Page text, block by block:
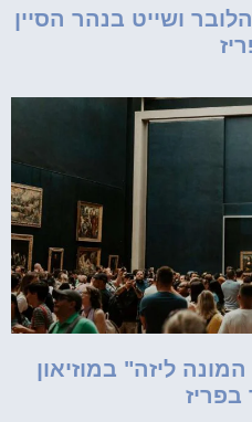
ושייט בנהר הסיין
ליזה" במוזיאון
בפריז